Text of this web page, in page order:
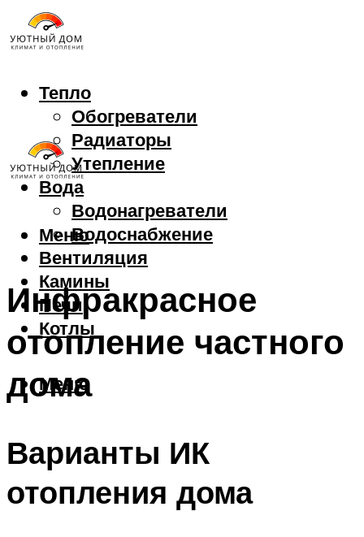
Тепло
Обогреватели
Радиаторы
Утепление
Вода
Водонагреватели
Водоснабжение
Вентиляция
Камины
Печи
Котлы
Меню
Меню
Инфракрасное
отопление частного
дома
Варианты ИК
отопления дома